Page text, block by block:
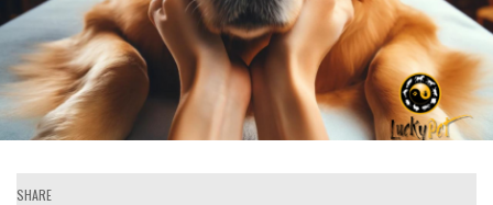
SHARE